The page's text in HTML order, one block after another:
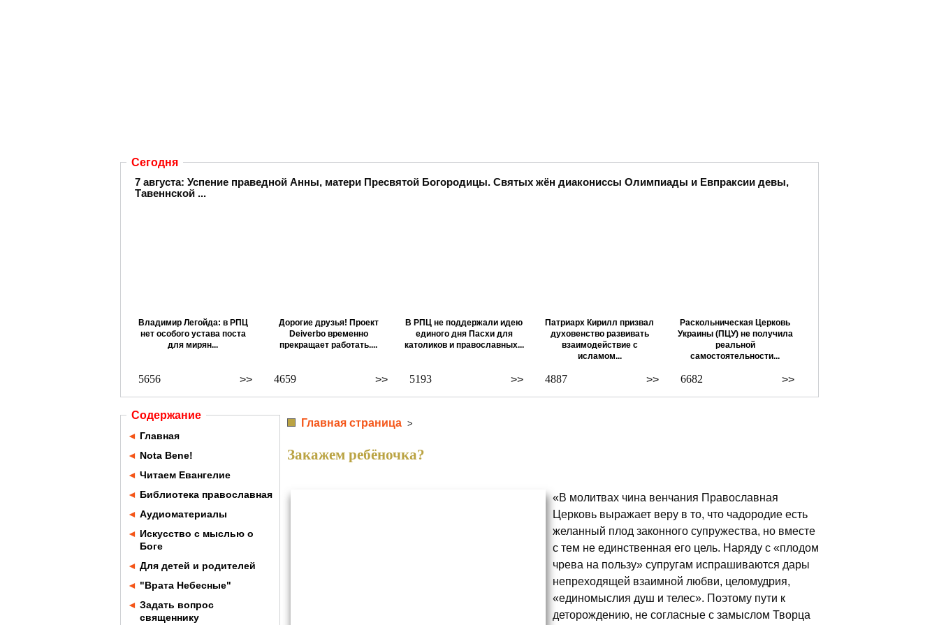
Сегодня
7 августа: Успение праведной Анны, матери Пресвятой Богородицы. Святых жён диакониссы Олимпиады и Евпраксии девы,
Тавеннской ...
Владимир Легойда: в РПЦ
нет особого устава поста
для мирян...
>>
5656
Дорогие друзья! Проект
Deiverbo временно
прекращает работать....
>>
4659
В РПЦ не поддержали идею
единого дня Пасхи для
католиков и православных...
>>
5193
Патриарх Кирилл призвал
духовенство развивать
взаимодействие с
исламом...
>>
4887
Раскольническая Церковь
Украины (ПЦУ) не получила
реальной
самостоятельности...
>>
6682
Содержание
◄ Главная
◄ Nota Bene!
◄ Читаем Евангелие
◄ Библиотека православная
◄ Аудиоматериалы
◄ Искусство с мыслью о
Боге
◄ Для детей и родителей
◄ "Врата Небесные"
◄ Задать вопрос
священнику
Главная страница >
Закажем ребёночка?
«В молитвах чина венчания Православная
Церковь выражает веру в то, что чадородие есть
желанный плод законного супружества, но вместе
с тем не единственная его цель. Наряду с «плодом
чрева на пользу» супругам испрашиваются дары
непреходящей взаимной любви, целомудрия,
«единомыслия душ и телес». Поэтому пути к
деторождению, не согласные с замыслом Творца